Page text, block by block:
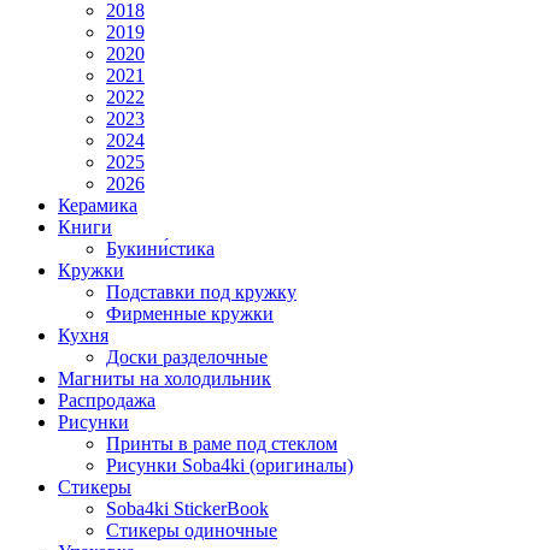
2018
2019
2020
2021
2022
2023
2024
2025
2026
Керамика
Книги
Букини́стика
Кружки
Подставки под кружку
Фирменные кружки
Кухня
Доски разделочные
Магниты на холодильник
Распродажа
Рисунки
Принты в раме под стеклом
Рисунки Soba4ki (оригиналы)
Стикеры
Soba4ki StickerBook
Стикеры одиночные